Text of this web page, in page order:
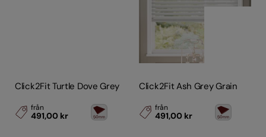
Click2Fit Turtle Dove Grey
från
491,00 kr
Click2Fit Ash Grey Grain
från
491,00 kr